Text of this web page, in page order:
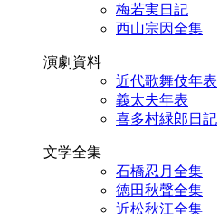
梅若実日記
西山宗因全集
演劇資料
近代歌舞伎年表
義太夫年表
喜多村緑郎日記
文学全集
石橋忍月全集
徳田秋聲全集
近松秋江全集